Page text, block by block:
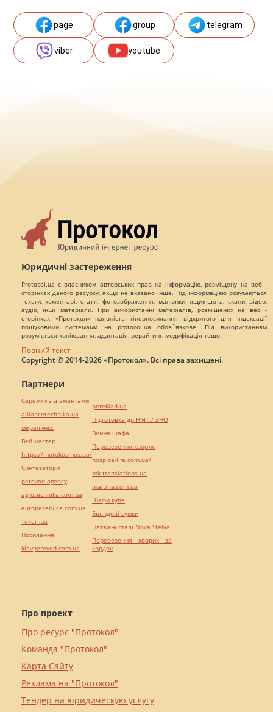
page group telegram
viber youtube
Юридичні застереження
Protocol.ua є власником авторських прав на інформацію, розміщену на веб -
сторінках даного ресурсу, якщо не вказано інше. Під інформацією розуміються
тексти, коментарі, статті, фотозображення, малюнки, ящик-шота, скани, відео,
аудіо, інші матеріали. При використанні матеріалів, розміщених на веб -
сторінках «Протокол» наявність гіперпосилання відкритого для індексації
пошуковими системами на protocol.ua обов`язкове. Під використанням
розуміється копіювання, адаптація, рерайтинг, модифікація тощо.
Повний текст
Copyright © 2014-2026 «Протокол». Всі права захищені.
Про проект
Про ресурс "Протокол"
Команда "Протокол"
Карта Сайту
Реклама на "Протокол"
Тендер на юридическую услугу
Партнери
Сережки з діамантами
alliancetechnika.ua
миралинкс
Веб мастер
https://motokosmos.ua/
Синтезатори
perevod.agency
agrotechnika.com.ua
europeservice.com.ua
текст юа
Посилання
kievperevod.com.ua
pereklad.ua
Підготовка до НМТ / ЗНО
Винна шафа
Перевезення хворих
hospice-life.com.ua/
mk-translations.ua
maltina.com.ua
Шафи купе
Брендові сумки
Натяжні стелі Nova Stelya
Перевезення хворих за
кордон